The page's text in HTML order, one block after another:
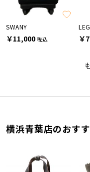
SWANY
￥11,000税込 ￥
横浜青葉店のおす